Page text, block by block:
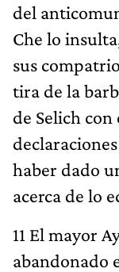
del
Che lo
sus
tira de la
de Selich con
haber dado
acerca de lo
11 El mayor
abandonado